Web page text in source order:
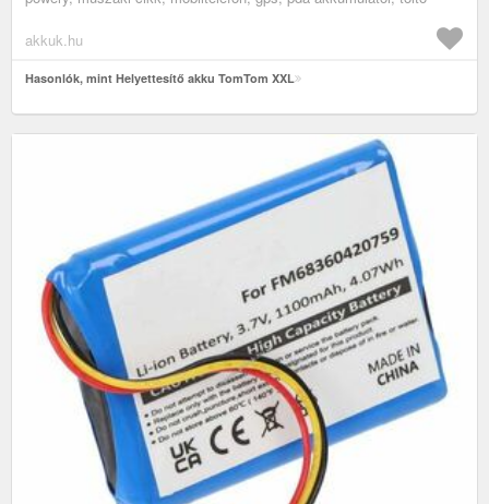
akkuk.hu
Hasonlók, mint Helyettesítő akku TomTom XXL